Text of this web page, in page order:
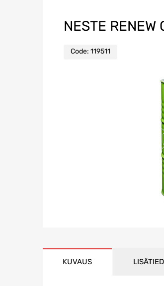
NESTE
Code: 119511
KUVAUS